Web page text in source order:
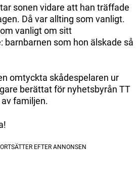
sonen vidare att han träffade
Då var allting som vanligt.
vanligt om sitt
som hon älskade så
omtyckta skådespelaren ur
berättat för nyhetsbyrån TT
familjen.